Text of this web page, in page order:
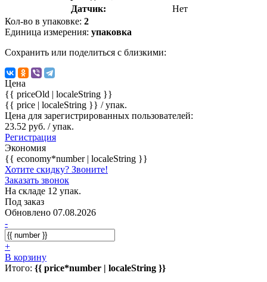
Датчик:
Нет
Кол-во в упаковке: 2
Единица измерения: упаковка
Сохранить или поделиться с близкими:
Цена
{{ priceOld | localeString }}
{{ price | localeString }} / упак.
Цена для зарегистрированных пользователей:
23.52 руб. / упак.
Регистрация
Экономия
{{ economy*number | localeString }}
Хотите скидку? Звоните!
Заказать звонок
На складе 12 упак.
Под заказ
Обновлено 07.08.2026
-
+
В корзину
Итого: {{ price*number | localeString }}